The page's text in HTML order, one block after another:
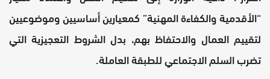
“الأقدمية والكفاءة المهنية” كمعيارين أساسيين وموضوعيين
لتقييم العمال والاحتفاظ بهم، بدل الشروط التعجيزية التي
تضرب السلم الاجتماعي للطبقة العاملة.